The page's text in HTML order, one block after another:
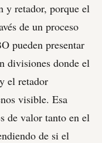
y retador, porque el
de un proceso
pueden presentar
divisiones donde el
el retador
visible. Esa
de valor tanto en el
de si el